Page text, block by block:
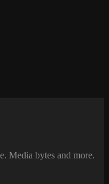
Media bytes and more.